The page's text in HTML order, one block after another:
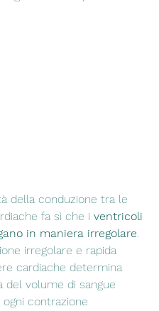
della conduzione tra le
fa sì che i ventricoli
in maniera irregolare.
irregolare e rapida
cardiache determina
del volume di sangue
ogni contrazione